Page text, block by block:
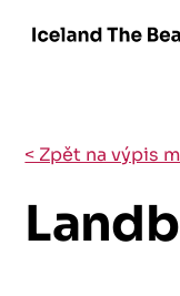
< Zpět na výpis